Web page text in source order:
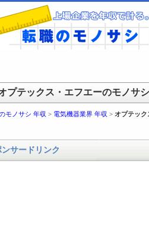
プテックス・エフエーのモノサ
モノサシ 年収 > 電気機器業界 年収 > オプテック
ンサードリンク